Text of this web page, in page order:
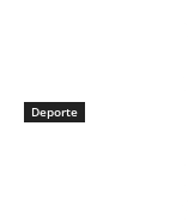
Deporte